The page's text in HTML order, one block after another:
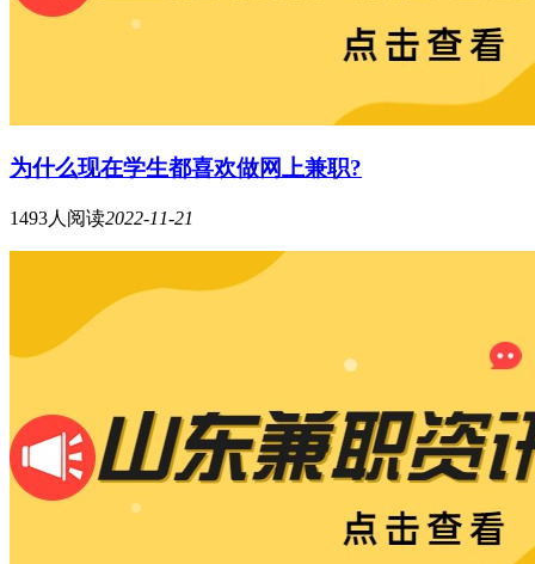
为什么现在学生都喜欢做网上兼职?
1493人阅读2022-11-21